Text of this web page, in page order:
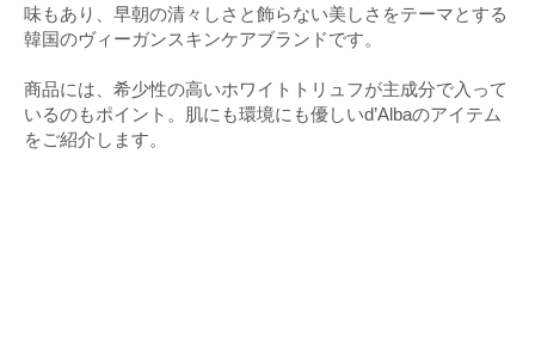
味もあり、早朝の清々しさと飾らない美しさをテーマとする
韓国のヴィーガンスキンケアブランドです。
商品には、希少性の高いホワイトトリュフが主成分で入って
いるのもポイント。肌にも環境にも優しいd’Albaのアイテム
をご紹介します。